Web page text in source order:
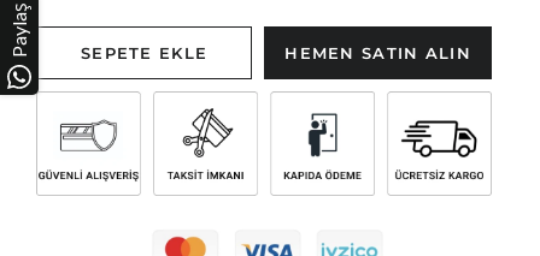
SEPETE EKLE HEMEN SATIN ALIN
Paylaş